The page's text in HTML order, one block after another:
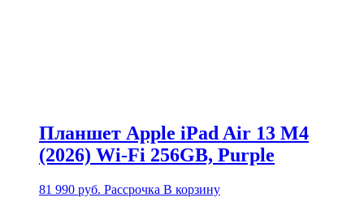
Планшет Apple iPad Air 13 M4
(2026) Wi-Fi 256GB, Purple
81 990 руб. Рассрочка В корзину